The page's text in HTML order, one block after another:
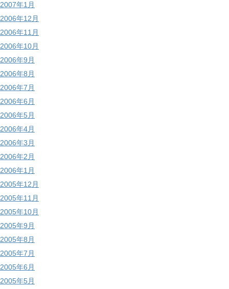
2007年1月
2006年12月
2006年11月
2006年10月
2006年9月
2006年8月
2006年7月
2006年6月
2006年5月
2006年4月
2006年3月
2006年2月
2006年1月
2005年12月
2005年11月
2005年10月
2005年9月
2005年8月
2005年7月
2005年6月
2005年5月